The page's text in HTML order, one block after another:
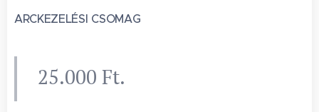
ARCKEZELÉSI CSOMAG
25.000 Ft.